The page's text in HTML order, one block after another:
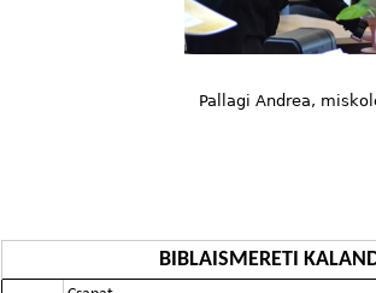
Pallagi Andrea,
BIBLAISMERETI